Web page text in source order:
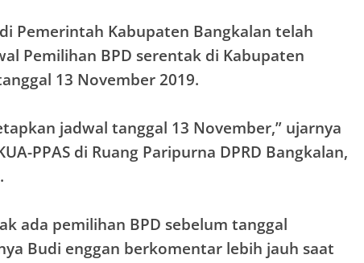
Pemerintah Kabupaten Bangkalan telah
Pemilihan BPD serentak di Kabupaten
13 November 2019.
jadwal tanggal 13 November,” ujarnya
PPAS di Ruang Paripurna DPRD Bangkalan,
ada pemilihan BPD sebelum tanggal
Budi enggan berkomentar lebih jauh saat